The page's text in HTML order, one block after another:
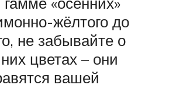
жёлтого до
не забывайте о
цветах – они
вашей